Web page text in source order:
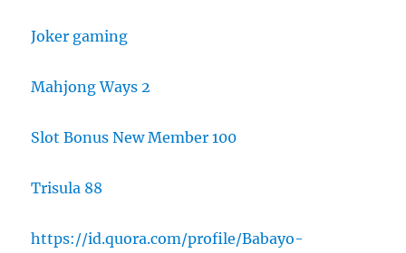
Joker gaming
Mahjong Ways 2
Slot Bonus New Member 100
Trisula 88
https://id.quora.com/profile/Babayo-